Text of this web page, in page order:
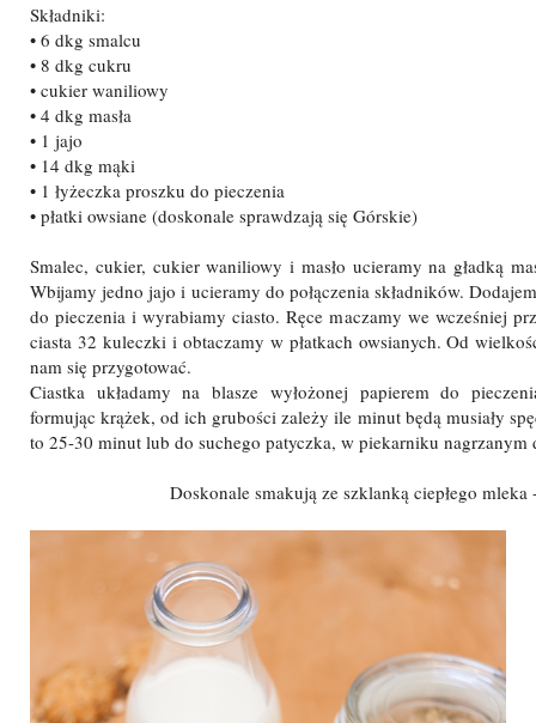
Składniki:
• 6 dkg smalcu
• 8 dkg cukru
• cukier waniliowy
• 4 dkg masła
• 1 jajo
• 14 dkg mąki
• 1 łyżeczka proszku do pieczenia
• płatki owsiane (doskonale sprawdzają się Górskie)
Smalec, cukier, cukier waniliowy i masło ucieramy na gładką
Wbijamy jedno jajo i ucieramy do połączenia składników.
do pieczenia i wyrabiamy ciasto. Ręce maczamy we wcześniej
ciasta 32 kuleczki i obtaczamy w płatkach owsianych. Od
nam się przygotować.
Ciastka układamy na blasze wyłożonej papierem do
formując krążek, od ich grubości zależy ile minut będą musiały
to 25-30 minut lub do suchego patyczka, w piekarniku
Doskonale smakują ze szklanką ciepłego mleka